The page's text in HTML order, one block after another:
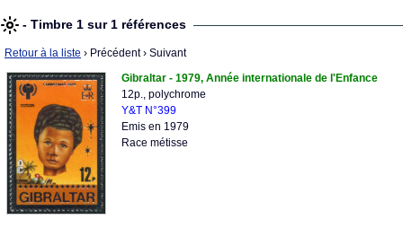
- Timbre 1 sur 1 références
Retour à la liste › Précédent› Suivant
Gibraltar - 1979, Année internationale de l'Enfance
12p., polychrome
Y&T N°399
Emis en 1979
Race métisse